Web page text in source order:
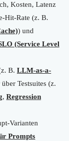
Kosten, Latenz
Hit-Rate (z. B.
) und
(Service Level
B. LLM-as-a-
Testsuites (z.
, Regression
Varianten
Prompts